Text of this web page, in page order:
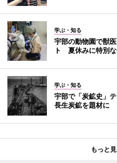
学ぶ・知る
宇部の動物園で獣
ト 夏休みに特別
学ぶ・知る
宇部で「炭鉱史」
長生炭鉱を題材に
もっと